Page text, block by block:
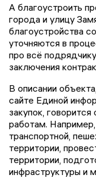
А благоустроить
города и улицу
благоустройства
уточняются в
про всё
заключения
В описании
сайте Единой
закупок,
работам.
транспортной,
территории,
территории,
инфраструктуры и